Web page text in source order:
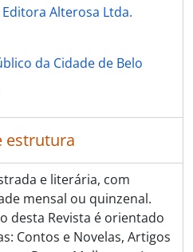
Alterosa Ltda.
da Cidade de Belo
estrutura
e literária, com
mensal ou quinzenal.
desta Revista é orientado
Contos e Novelas, Artigos